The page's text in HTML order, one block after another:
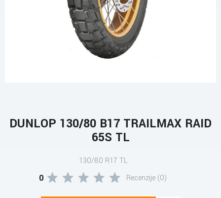
DUNLOP 130/80 B17 TRAILMAX RAID
65S TL
130/80 R17 TL
0 Recenzije (0)